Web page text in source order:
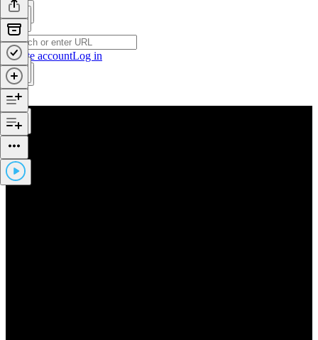
Create accountLog in